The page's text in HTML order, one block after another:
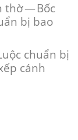
thờ — Bốc
bị bao
chuẩn bị
cánh